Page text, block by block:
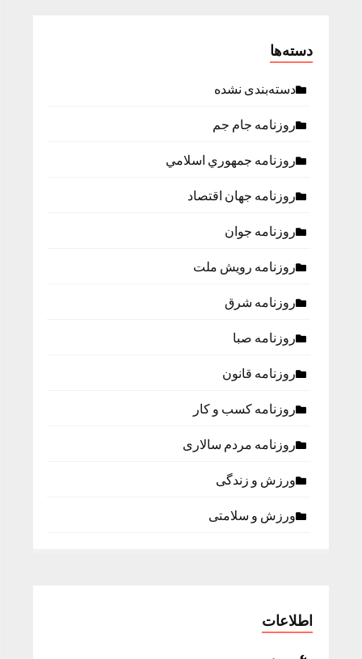
دسته‌ها
دسته‌بندی نشده
روزنامه جام جم
روزنامه جمهوري اسلامي
روزنامه جهان اقتصاد
روزنامه جوان
روزنامه رویش ملت
روزنامه شرق
روزنامه صبا
روزنامه قانون
روزنامه كسب و كار
روزنامه مردم سالاری
ورزش و زندگی
ورزش و سلامتی
اطلاعات